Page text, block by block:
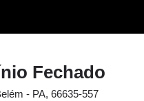
Fechado
- PA, 66635-557